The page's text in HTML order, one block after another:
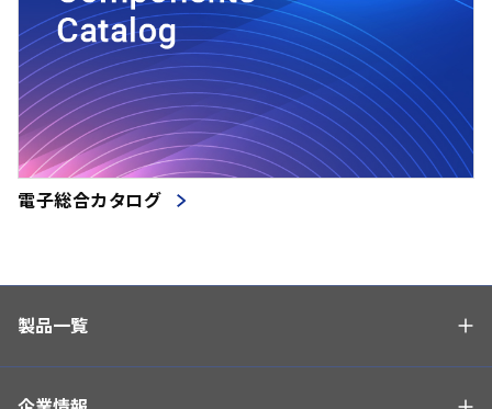
電子総合カタログ
製品一覧